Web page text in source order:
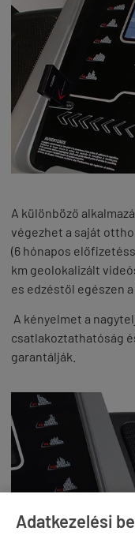
Adatkezelési
A különböző
végezhet a saját
(6 hónapos
km geolokalizált
es edzéstől egészen
A kényelmet a
csatlakoztathatóság
garantálják.